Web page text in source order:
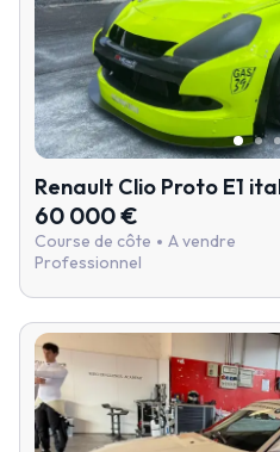
Renault Clio Proto E1
60 000 €
Course de côte
A vendre
Professionnel